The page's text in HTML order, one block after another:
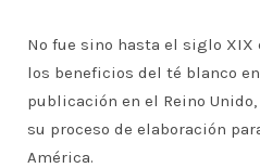
No fue sino hasta el siglo XIX
los beneficios del té blanco
publicación en el Reino
su proceso de elaboración
América.